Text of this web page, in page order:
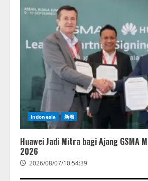
2026/08/06/14:54:31
Indonesia 新着
Huawei Jadi Mitra bagi Ajang GSMA
2026
2026/08/07/10:54:39